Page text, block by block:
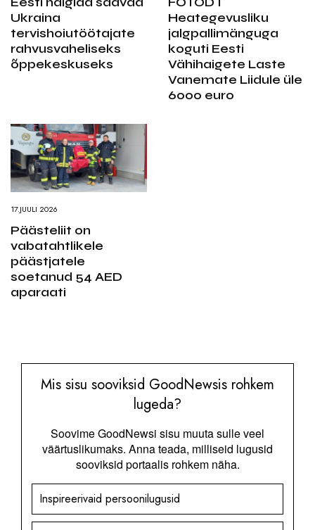
Ukraina
tervishoiutöötajate
rahvusvaheliseks
õppekeskuseks
Heategevusliku
jalgpallimänguga
koguti Eesti
Vähihaigete Laste
Vanemate Liidule üle
6000 euro
17.JUULI 2026
Päästeliit on
vabatahtlikele
päästjatele
soetanud 54 AED
aparaati
Mis sisu sooviksid GoodNewsis rohkem
lugeda?
Soovime GoodNewsi sisu muuta sulle veel
väärtuslikumaks. Anna teada, milliseid lugusid
sooviksid portaalis rohkem näha.
Inspireerivaid persoonilugusid